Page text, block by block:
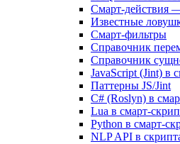
Смарт-действия
Известные
Смарт-фильтры
Справочник
Справочник
JavaScript (Jint) в
Паттерны JS/Jint
C# (Roslyn) в
Lua в смарт-
Python в смарт-
NLP API в